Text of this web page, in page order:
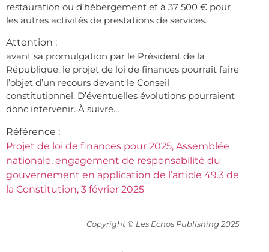
restauration ou d’hébergement et à 37 500 € pour
les autres activités de prestations de services.
Attention :
avant sa promulgation par le Président de la
République, le projet de loi de finances pourrait faire
l’objet d’un recours devant le Conseil
constitutionnel. D’éventuelles évolutions pourraient
donc intervenir. À suivre…
Référence :
Projet de loi de finances pour 2025, Assemblée
nationale, engagement de responsabilité du
gouvernement en application de l’article 49.3 de
la Constitution, 3 février 2025
Copyright © Les Echos Publishing 2025